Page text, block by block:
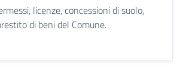
licenze, concessioni di suolo,
di beni del Comune.